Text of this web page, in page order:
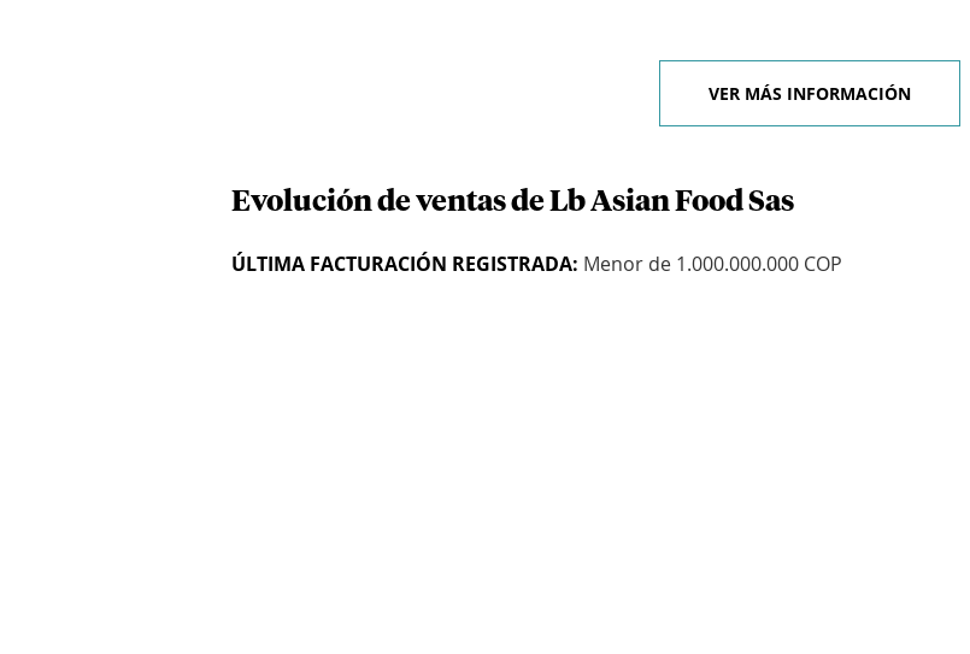
VER MÁS INFORMACIÓN
Evolución de ventas de Lb Asian Food Sas
ÚLTIMA FACTURACIÓN REGISTRADA: Menor de 1.000.000.000 COP